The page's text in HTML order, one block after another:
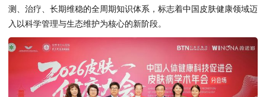
测、治疗、长期维稳的全周期知识体系，标志着中国皮肤健康领域迈
入以科学管理与生态维护为核心的新阶段。